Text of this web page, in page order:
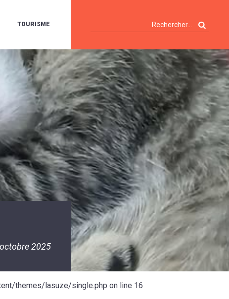
TOURISME
DÉCOUVERTES
RANDONNÉES
POUR
CAMPING-
CARS
TENTES
ET
CARAVANES
LA
HALTE
FLUVIALE
VENIR
themes/lasuze/single.php on line 16
2025